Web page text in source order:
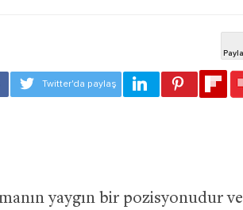
yaygın bir pozisyonudur ve